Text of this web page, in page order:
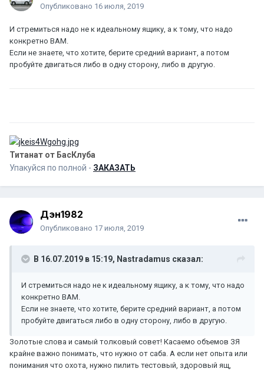
Опубликовано 16 июля, 2019
И стремиться надо не к идеальному ящику, а к тому, что надо
конкретно ВАМ.
Если не знаете, что хотите, берите средний вариант, а потом
пробуйте двигаться либо в одну сторону, либо в другую.
Титанат от БасКлуба
Упакуйся по полной - ЗАКАЗАТЬ
Дэн1982
Опубликовано 17 июля, 2019
В 16.07.2019 в 15:19, Nastradamus сказал:
И стремиться надо не к идеальному ящику, а к тому, что надо
конкретно ВАМ.
Если не знаете, что хотите, берите средний вариант, а потом
пробуйте двигаться либо в одну сторону, либо в другую.
Золотые слова и самый толковый совет! Касаемо объемов ЗЯ
крайне важно понимать, что нужно от саба. А если нет опыта или
понимания что охота, нужно пилить тестовый, здоровый ящ,